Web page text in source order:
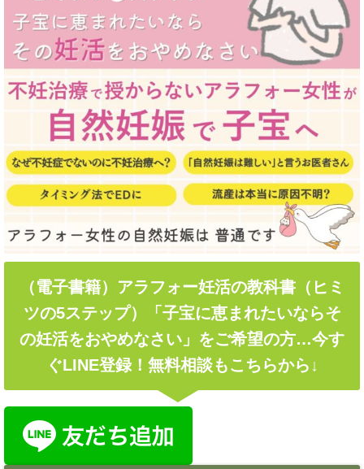
（電子書籍）アラフォー妊活の教科書（ヒミ
ツの5ステップ）「子宝に恵まれたいならそ
の妊活をおやめなさい」をご希望の方…今す
ぐLINE登録！無料相談もこちらから↓